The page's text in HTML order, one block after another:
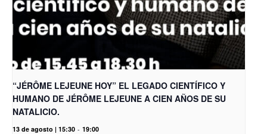
“JÉRÔME LEJEUNE HOY” EL LEGADO CIENTÍFICO Y
HUMANO DE JÉRÔME LEJEUNE A CIEN AÑOS DE SU
NATALICIO.
13 de agosto | 15:30 - 19:00